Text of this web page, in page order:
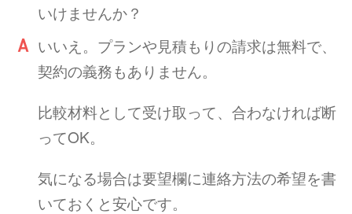
いけませんか？
いいえ。プランや見積もりの請求は無料で、
契約の義務もありません。
比較材料として受け取って、合わなければ断
ってOK。
気になる場合は要望欄に連絡方法の希望を書
いておくと安心です。